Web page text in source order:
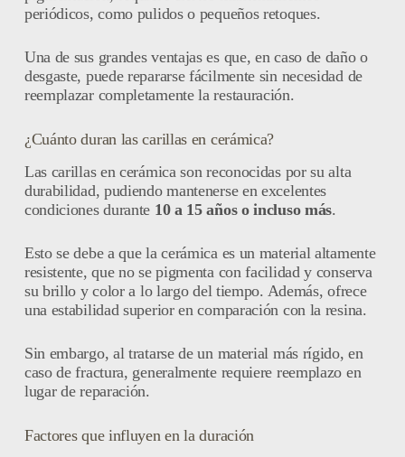
periódicos, como pulidos o pequeños retoques.
Una de sus grandes ventajas es que, en caso de daño o
desgaste, puede repararse fácilmente sin necesidad de
reemplazar completamente la restauración.
¿Cuánto duran las carillas en cerámica?
Las carillas en cerámica son reconocidas por su alta
durabilidad, pudiendo mantenerse en excelentes
condiciones durante 10 a 15 años o incluso más.
Esto se debe a que la cerámica es un material altamente
resistente, que no se pigmenta con facilidad y conserva
su brillo y color a lo largo del tiempo. Además, ofrece
una estabilidad superior en comparación con la resina.
Sin embargo, al tratarse de un material más rígido, en
caso de fractura, generalmente requiere reemplazo en
lugar de reparación.
Factores que influyen en la duración